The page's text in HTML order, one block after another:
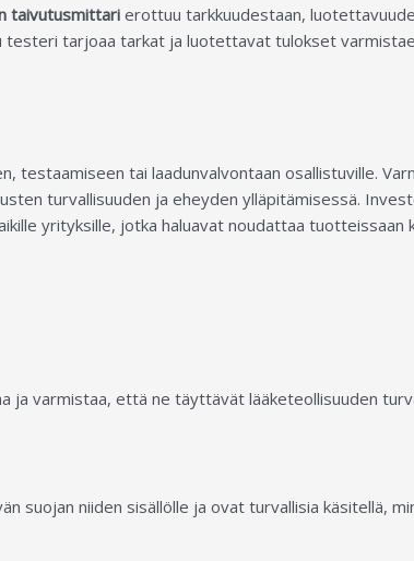
taivutusmittari erottuu tarkkuudestaan,
testeri tarjoaa tarkat ja luotettavat tulokset
testaamiseen tai laadunvalvontaan osallistuville.
turvallisuuden ja eheyden ylläpitämisessä.
yrityksille, jotka haluavat noudattaa tuotteissaan
ja varmistaa, että ne täyttävät lääketeollisuuden
suojan niiden sisällölle ja ovat turvallisia käsitellä,